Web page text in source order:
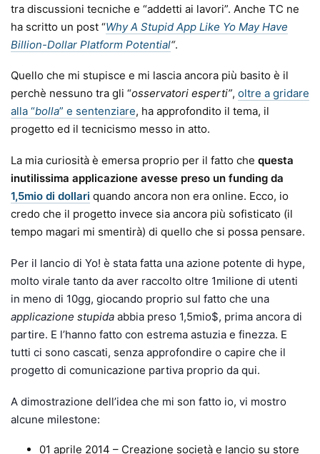
tra discussioni tecniche e “addetti ai lavori”. Anche TC ne
ha scritto un post “Why A Stupid App Like Yo May Have
Billion-Dollar Platform Potential“.
Quello che mi stupisce e mi lascia ancora più basito è il
perchè nessuno tra gli “osservatori esperti”, oltre a gridare
alla “bolla” e sentenziare, ha approfondito il tema, il
progetto ed il tecnicismo messo in atto.
La mia curiosità è emersa proprio per il fatto che questa
inutilissima applicazione avesse preso un funding da
1,5mio di dollari quando ancora non era online. Ecco, io
credo che il progetto invece sia ancora più sofisticato (il
tempo magari mi smentirà) di quello che si possa pensare.
Per il lancio di Yo! è stata fatta una azione potente di hype,
molto virale tanto da aver raccolto oltre 1milione di utenti
in meno di 10gg, giocando proprio sul fatto che una
applicazione stupida abbia preso 1,5mio$, prima ancora di
partire. E l’hanno fatto con estrema astuzia e finezza. E
tutti ci sono cascati, senza approfondire o capire che il
progetto di comunicazione partiva proprio da qui.
A dimostrazione dell’idea che mi son fatto io, vi mostro
alcune milestone:
01 aprile 2014 – Creazione società e lancio su store